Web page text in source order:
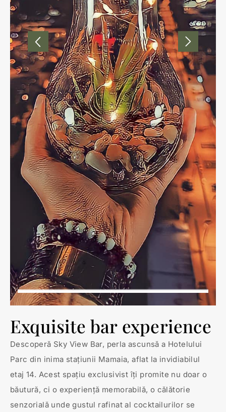
Exquisite bar experience
Descoperă Sky View Bar, perla ascunsă a Hotelului
Parc din inima stațiunii Mamaia, aflat la invidiabilul
etaj 14. Acest spațiu exclusivist îți promite nu doar o
băutură, ci o experiență memorabilă, o călătorie
senzorială unde gustul rafinat al cocktailurilor se